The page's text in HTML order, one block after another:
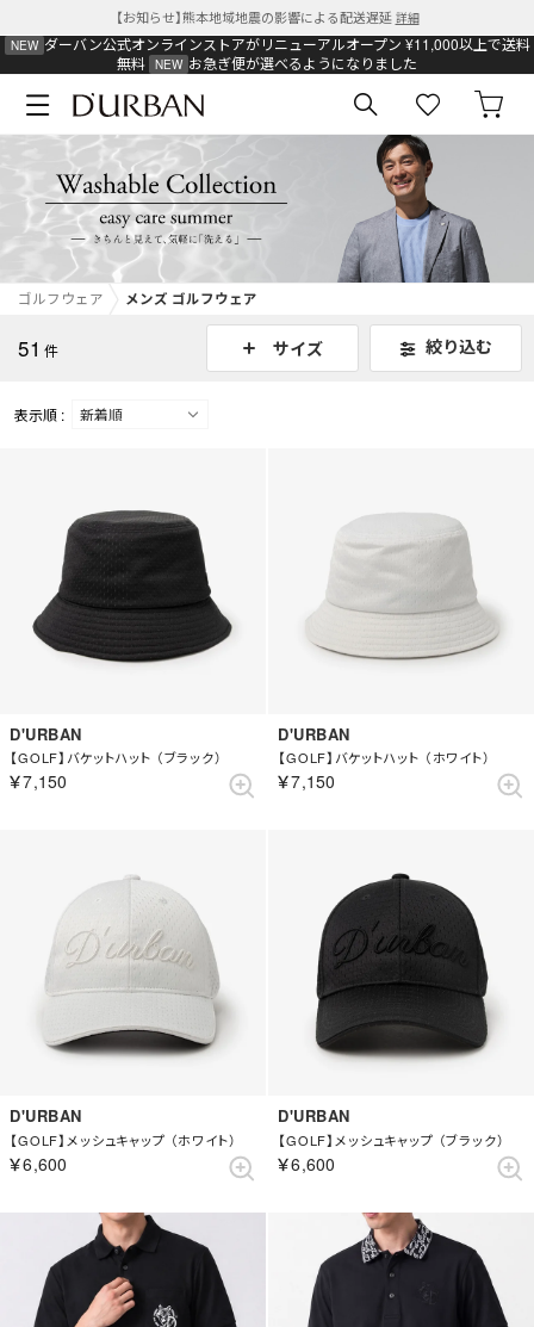
【お知らせ】熊本地域地震の影響による配送遅延 詳細
ダーバン公式オンラインストアがリニューアルオープン ¥11,000以上で送料
無料
お急ぎ便が選べるようになりました
ゴルフウェア メンズ ゴルフウェア
51 件 サイズ 絞り込む
表示順 :
D'URBAN
【GOLF】バケットハット （ブラック）
￥7,150
D'URBAN
【GOLF】バケットハット （ホワイト）
￥7,150
D'URBAN
【GOLF】メッシュキャップ （ホワイト）
￥6,600
D'URBAN
【GOLF】メッシュキャップ （ブラック）
￥6,600